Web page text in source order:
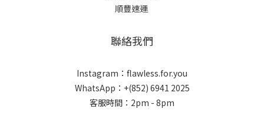
順豐速運
聯絡我們
Instagram：flawless.for.you
WhatsApp：+(852) 6941 2025
客服時間：2pm - 8pm